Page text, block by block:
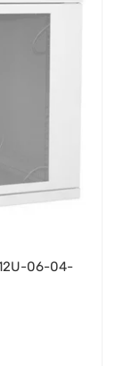
06-04-